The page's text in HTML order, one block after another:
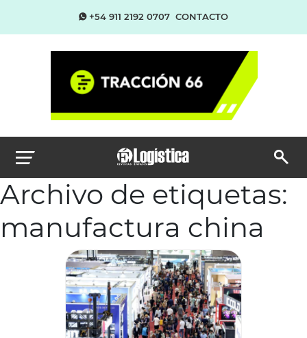
+54 911 2192 0707 CONTACTO
Archivo de etiquetas:
manufactura china